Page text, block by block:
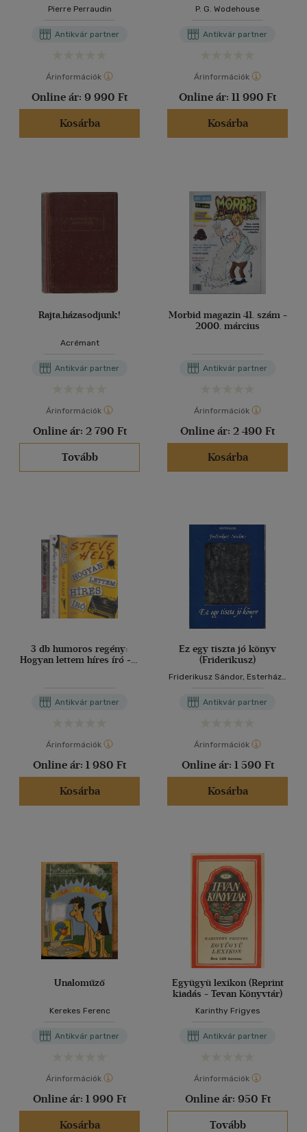
Pierre Perraudin
Antikvár partner
Árinformációk
Online ár: 9 990 Ft
Kosárba
pénz; Gáz van, Jeeves!;
Dr. Sally;Viharos idő;
P. G. Wodehouse
Antikvár partner
Árinformációk
Online ár: 11 990 Ft
Kosárba
Rajta,házasodjunk!
Acrémant
Antikvár partner
Árinformációk
Online ár: 2 790 Ft
Tovább
Morbid magazin 41. szám -
2000. március
Antikvár partner
Árinformációk
Online ár: 2 490 Ft
Kosárba
3 db humoros regény:
Hogyan lettem híres író + A
Antikvár partner
Árinformációk
Online ár: 1 980 Ft
Kosárba
Ez egy tiszta jó könyv
(Friderikusz)
Friderikusz Sándor, Esterházy
Antikvár partner
Árinformációk
Online ár: 1 590 Ft
Kosárba
Unaloműző
Kerekes Ferenc
Antikvár partner
Árinformációk
Online ár: 1 990 Ft
Kosárba
Együgyü lexikon (Reprint
kiadás - Tevan Könyvtár)
Karinthy Frigyes
Antikvár partner
Árinformációk
Online ár: 950 Ft
Tovább